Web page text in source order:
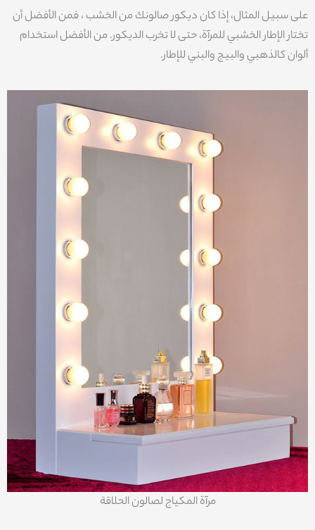
على سبيل المثال، إذا كان ديكور صالونك من الخشب ، فمن الأفضل أن
تختار الإطار الخشبي للمرآة، حتى لا تخرب الديكور. من الأفضل استخدام
ألوان كالذهبي والبيج والبني للإطار.
مرآة المكياج لصالون الحلاقة